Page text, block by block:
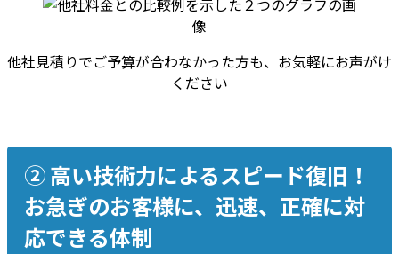
他社見積りでご予算が合わなかった方も、お気軽にお声がけ
ください
② 高い技術力によるスピード復旧！
お急ぎのお客様に、迅速、正確に対
応できる体制